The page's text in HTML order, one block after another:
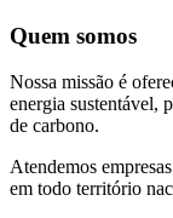
Quem somos
Nossa missão é
energia sustentável,
de carbono.
Atendemos
em todo território